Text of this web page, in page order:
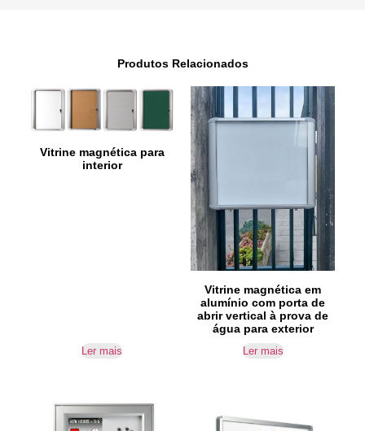
Produtos Relacionados
Vitrine magnética para
interior
Ler mais
Vitrine magnética em
alumínio com porta de
abrir vertical à prova de
água para exterior
Ler mais